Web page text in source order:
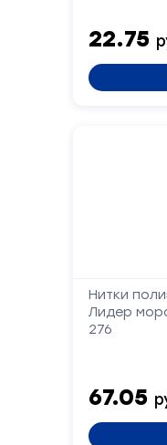
22.75
Нитки
Лидер
276
67.05